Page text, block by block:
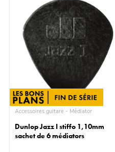
Accessoires guitare - Médiator
Dunlop Jazz I stiffo 1,10mm
sachet de 6 médiators